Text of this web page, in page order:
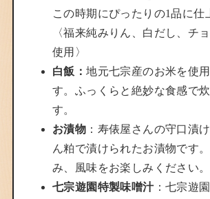
この時期にぴったりの1品に仕
〈福来純みりん、白だし、チ
使用〉
白飯：地元七宗産のお米を使
す。ふっくらと絶妙な食感で
す。
お漬物 ：寿俵屋さんの守口漬
ん粕で漬けられたお漬物です
み、風味をお楽しみください。
七宗遊園特製味噌汁：七宗遊